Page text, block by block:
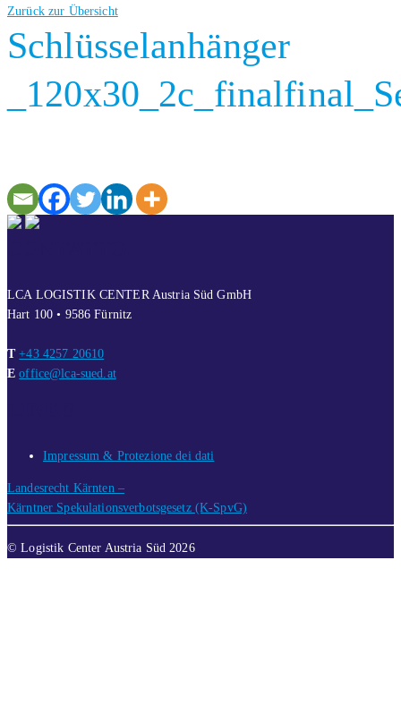
Zurück zur Übersicht
Schlüsselanhänger
LCA LOGISTIK CENTER Austria Süd GmbH
Hart 100 • 9586 Fürnitz
T +43 4257 20610
E office@lca-sued.at
Impressum & Protezione dei dati
Landesrecht Kärnten –
Kärntner Spekulationsverbotsgesetz (K-SpvG)
© Logistik Center Austria Süd 2026